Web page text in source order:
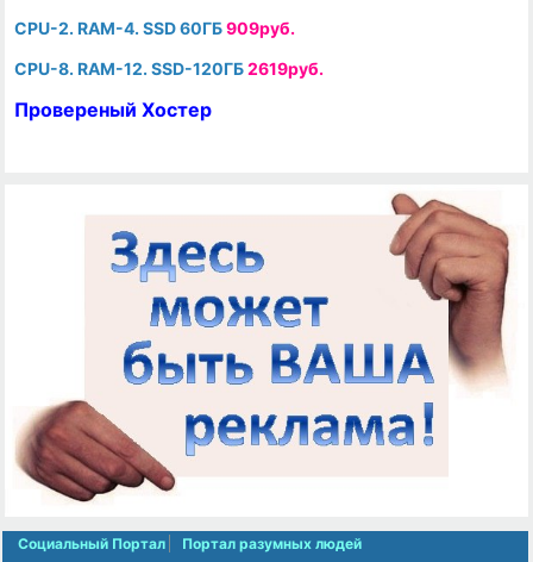
CPU-2. RAM-4. SSD 60ГБ909руб.
CPU-8. RAM-12. SSD-120ГБ2619руб.
Провереный Хостер
Социальный Портал Портал разумных людей